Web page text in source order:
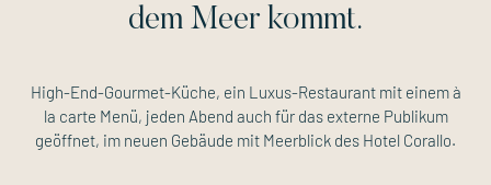
dem Meer kommt.
High-End-Gourmet-Küche, ein Luxus-Restaurant mit einemà
la carte Menü, jeden Abend auch für das externe Publikum
geöffnet, im neuen Gebäude mit Meerblick des Hotel Corallo.